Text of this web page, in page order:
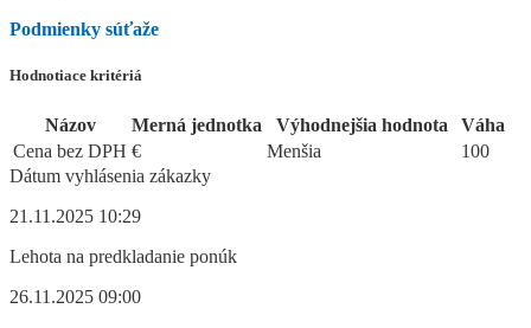
Podmienky súťaže
Hodnotiace kritériá
Názov Merná jednotka Výhodnejšia hodnota
Váha
Cena bez DPH € Menšia
100
Dátum vyhlásenia zákazky
21.11.2025 10:29
Lehota na predkladanie ponúk
26.11.2025 09:00